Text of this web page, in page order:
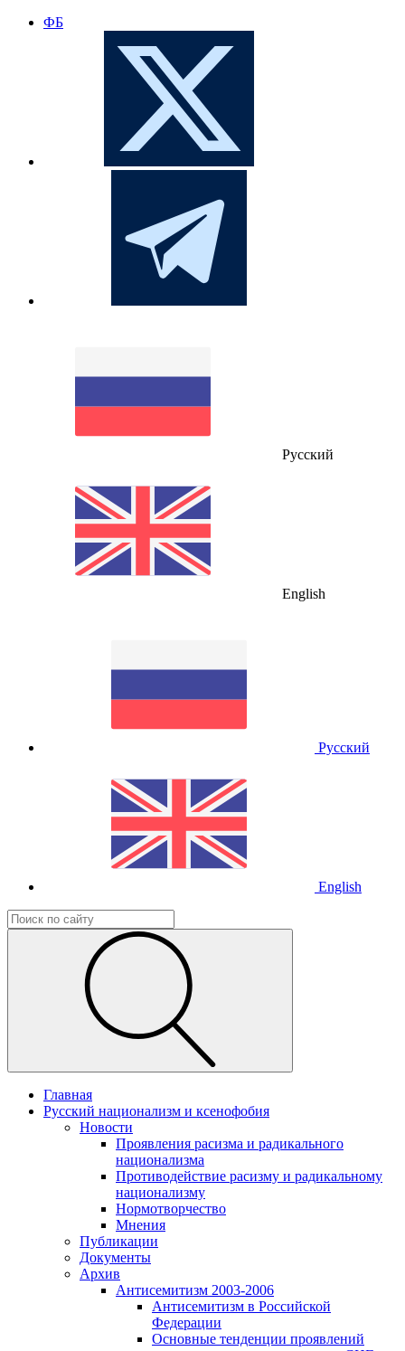
ФБ
Русский
English
Русский
English
Главная
Русский национализм и ксенофобия
Новости
Проявления расизма и радикального
национализма
Противодействие расизму и радикальному
национализму
Нормотворчество
Мнения
Публикации
Документы
Архив
Антисемитизм 2003-2006
Антисемитизм в Российской
Федерации
Основные тенденции проявлений